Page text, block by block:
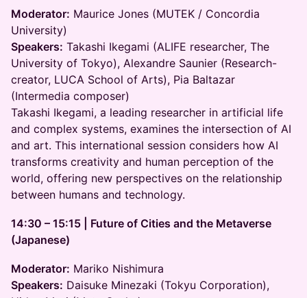
Moderator: Maurice Jones (MUTEK / Concordia
University)
Speakers: Takashi Ikegami (ALIFE researcher, The
University of Tokyo), Alexandre Saunier (Research-
creator, LUCA School of Arts), Pia Baltazar
(Intermedia composer)
Takashi Ikegami, a leading researcher in artificial life
and complex systems, examines the intersection of AI
and art. This international session considers how AI
transforms creativity and human perception of the
world, offering new perspectives on the relationship
between humans and technology.
14:30 – 15:15 | Future of Cities and the Metaverse
(Japanese)
Moderator: Mariko Nishimura
Speakers: Daisuke Minezaki (Tokyu Corporation),